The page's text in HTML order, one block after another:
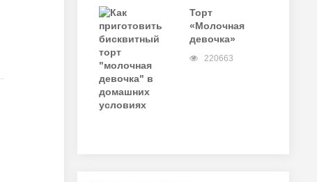
Торт
«Молочная
девочка»
220663